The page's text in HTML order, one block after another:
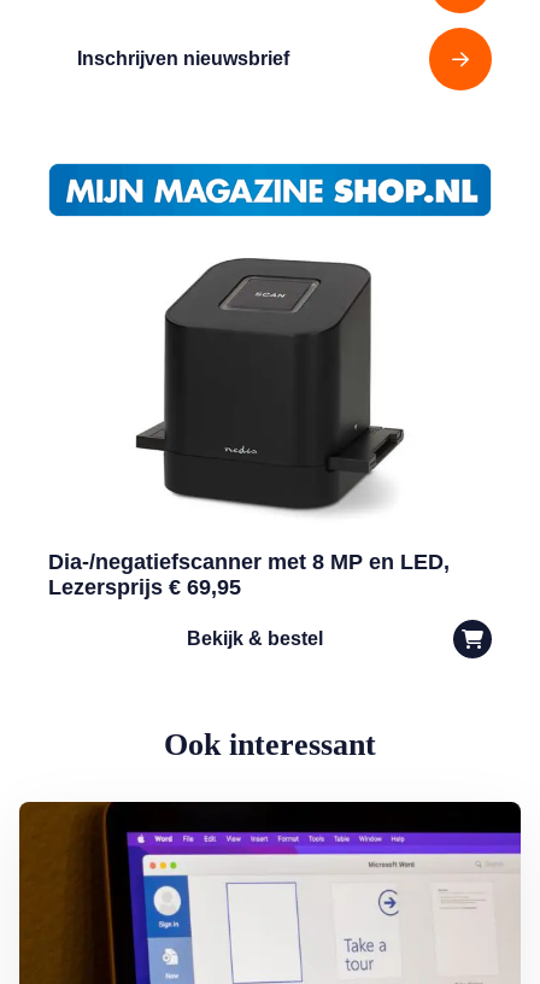
Inschrijven nieuwsbrief
Dia-/negatiefscanner met 8 MP en LED,
Lezersprijs € 69,95
Bekijk & bestel
Ook interessant
Lees meer over Word-document printen zonder (of met)